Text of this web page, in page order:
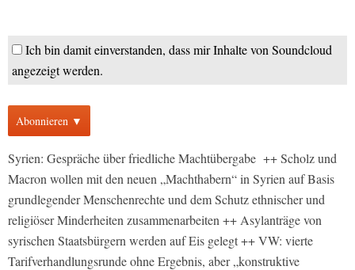
Ich bin damit einverstanden, dass mir Inhalte von Soundcloud
angezeigt werden.
Abonnieren ▼
Syrien: Gespräche über friedliche Machtübergabe ++ Scholz und
Macron wollen mit den neuen „Machthabern“ in Syrien auf Basis
grundlegender Menschenrechte und dem Schutz ethnischer und
religiöser Minderheiten zusammenarbeiten ++ Asylanträge von
syrischen Staatsbürgern werden auf Eis gelegt ++ VW: vierte
Tarifverhandlungsrunde ohne Ergebnis, aber „konstruktive